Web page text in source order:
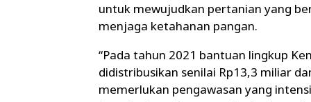
untuk mewujudkan pertanian yang
menjaga ketahanan pangan.
“Pada tahun 2021 bantuan lingkup
didistribusikan senilai Rp13,3 miliar
memerlukan pengawasan yang